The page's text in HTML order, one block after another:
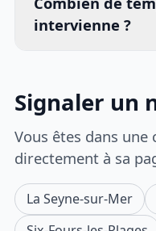
intervienne ?
Signaler un
Vous êtes dans une
directement à sa
La Seyne-sur-Mer